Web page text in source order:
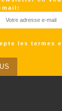
mail:
les termes